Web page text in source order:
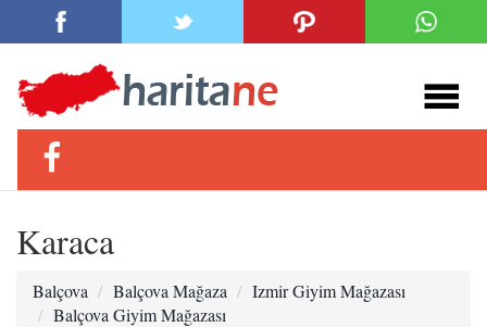
Karaca
Balçova Balçova Mağaza
Izmir Giyim Mağazası
Balçova Giyim Mağazası